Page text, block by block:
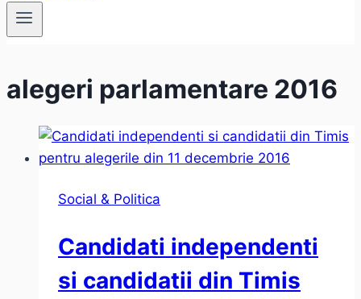
alegeri parlamentare 2016
Social & Politica
Candidati independenti
si candidatii din Timis